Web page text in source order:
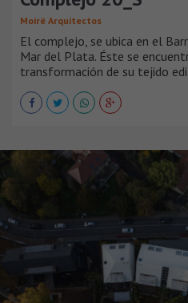
Moirë Arquitectos
El complejo, se ubica en el
Mar del Plata. Éste se
transformación de su tejido